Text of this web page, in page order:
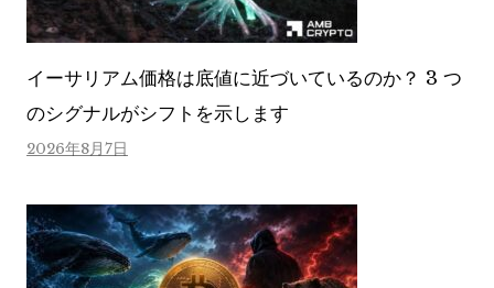
イーサリアム価格は底値に近づいているのか？ 3 つ
のシグナルがシフトを示します
2026年8月7日